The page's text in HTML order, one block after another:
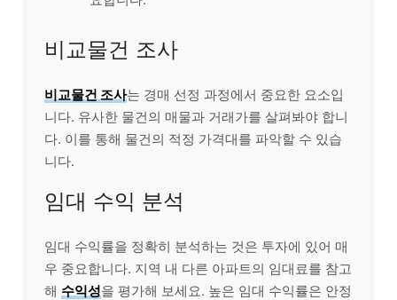
비교물건 조사
비교물건 조사는 경매 선정 과정에서 중요한 요소입
니다. 유사한 물건의 매물과 거래가를 살펴봐야 합니
다. 이를 통해 물건의 적정 가격대를 파악할 수 있습
니다.
임대 수익 분석
임대 수익률을 정확히 분석하는 것은 투자에 있어 매
우 중요합니다. 지역 내 다른 아파트의 임대료를 참고
해 수익성을 평가해 보세요. 높은 임대 수익률은 안정